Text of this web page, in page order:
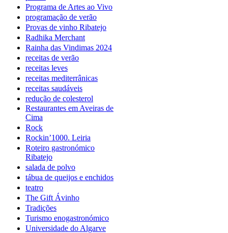
Programa de Artes ao Vivo
programação de verão
Provas de vinho Ribatejo
Radhika Merchant
Rainha das Vindimas 2024
receitas de verão
receitas leves
receitas mediterrânicas
receitas saudáveis
redução de colesterol
Restaurantes em Aveiras de
Cima
Rock
Rockin’1000. Leiria
Roteiro gastronómico
Ribatejo
salada de polvo
tábua de queijos e enchidos
teatro
The Gift Ávinho
Tradições
Turismo enogastronómico
Universidade do Algarve